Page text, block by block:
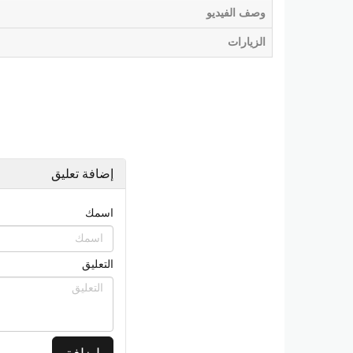
وصف الفيديو
الزيارات
إضافة تعليق
اسمك
التعليق